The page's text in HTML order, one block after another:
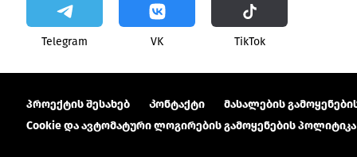
Telegram VK ТikТоk
პროექტის შესახებ Კონტაქტი მასალების
Cookie და ავტომატური ლოგირების გამოყენების პოლიტიკა